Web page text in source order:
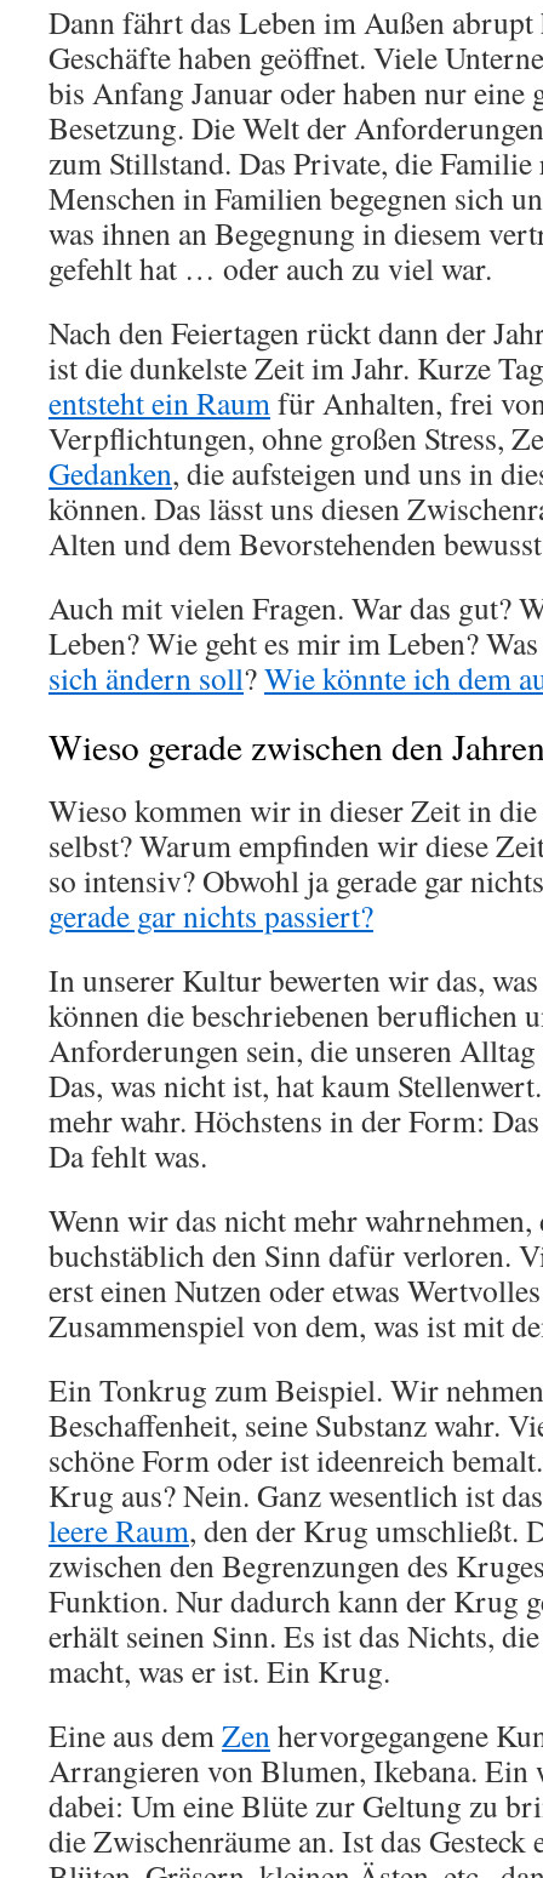
Dann fährt das Leben im Außen
Geschäfte haben geöffnet. Viele
bis Anfang Januar oder haben nur eine
Besetzung. Die Welt der
zum Stillstand. Das Private, die
Menschen in Familien begegnen sich
was ihnen an Begegnung in diesem
gefehlt hat … oder auch zu viel war.
Nach den Feiertagen rückt dann der
ist die dunkelste Zeit im Jahr. Kurze
entsteht ein Raumfür Anhalten, frei
Verpflichtungen, ohne großen Stress,
Gedanken, die aufsteigen und uns in
können. Das lässt uns diesen
Alten und dem Bevorstehenden
Auch mit vielen Fragen. War das gut?
Leben? Wie geht es mir im Leben?
sich ändern soll?Wie könnte ich dem
Wieso gerade zwischen den
Wieso kommen wir in dieser Zeit in
selbst? Warum empfinden wir diese
so intensiv? Obwohl ja gerade gar
gerade gar nichts passiert?
In unserer Kultur bewerten wir das,
können die beschriebenen beruflichen
Anforderungen sein, die unseren
Das, was nicht ist, hat kaum
mehr wahr. Höchstens in der Form:
Da fehlt was.
Wenn wir das nicht mehr
buchstäblich den Sinn dafür verloren.
erst einen Nutzen oder etwas
Zusammenspiel von dem, was ist mit
Ein Tonkrug zum Beispiel. Wir
Beschaffenheit, seine Substanz wahr.
schöne Form oder ist ideenreich
Krug aus? Nein. Ganz wesentlich ist
leere Raum, den der Krug umschließt.
zwischen den Begrenzungen des
Funktion. Nur dadurch kann der Krug
erhält seinen Sinn. Es ist das Nichts,
macht, was er ist. Ein Krug.
Eine aus demZenhervorgegangene
Arrangieren von Blumen, Ikebana. Ein
dabei: Um eine Blüte zur Geltung zu
die Zwischenräume an. Ist das